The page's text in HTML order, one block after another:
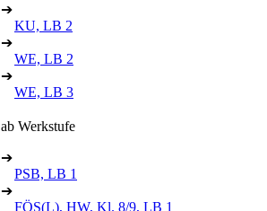
➔
KU, LB 2
➔
WE, LB 2
➔
WE, LB 3
ab Werkstufe
➔
PSB, LB 1
➔
FÖS(L), HW, Kl. 8/9, LB 1